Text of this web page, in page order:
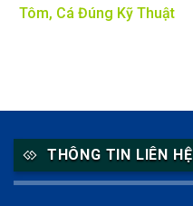
Tôm, Cá Đúng Kỹ Thuật
THÔNG TIN LIÊN HỆ